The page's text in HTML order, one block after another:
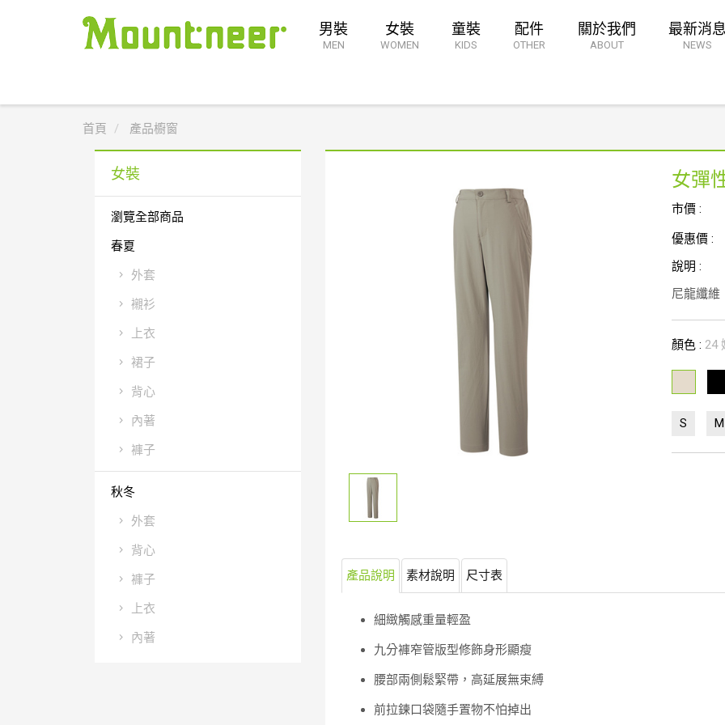
男裝
MEN
女裝
WOMEN
童裝
KIDS
配件
OTHER
關於我們
ABOUT
最新消
NEWS
首頁 產品櫥窗
女裝
瀏覽全部商品
春夏
外套
襯衫
上衣
裙子
背心
內著
褲子
秋冬
外套
背心
褲子
上衣
內著
女彈
市價 :
優惠價 :
說明 :
尼龍纖
顏色 : 24
S M
產品說明 素材說明 尺寸表
細緻觸感重量輕盈
九分褲窄管版型修飾身形顯瘦
腰部兩側鬆緊帶，高延展無束縛
前拉鍊口袋隨手置物不怕掉出